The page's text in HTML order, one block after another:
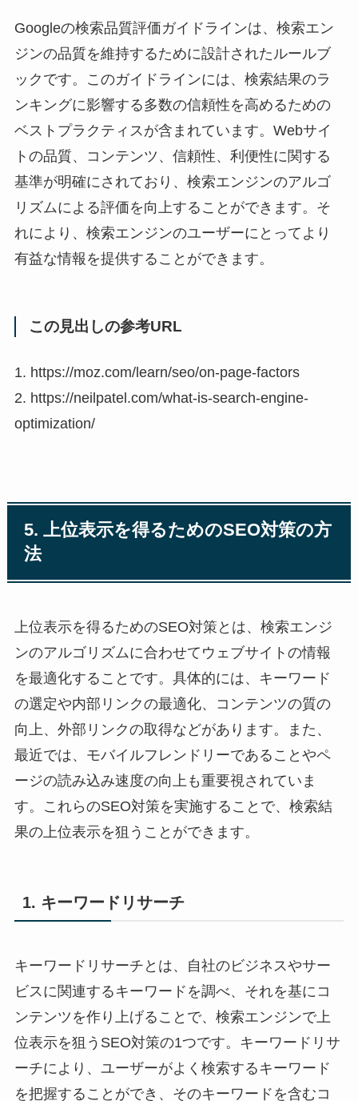
Googleの検索品質評価ガイドラインは、検索エン
ジンの品質を維持するために設計されたルールブ
ックです。このガイドラインには、検索結果のラ
ンキングに影響する多数の信頼性を高めるための
ベストプラクティスが含まれています。Webサイ
トの品質、コンテンツ、信頼性、利便性に関する
基準が明確にされており、検索エンジンのアルゴ
リズムによる評価を向上することができます。そ
れにより、検索エンジンのユーザーにとってより
有益な情報を提供することができます。
この見出しの参考URL
1. https://moz.com/learn/seo/on-page-factors
2. https://neilpatel.com/what-is-search-engine-
optimization/
5. 上位表示を得るためのSEO対策の方
法
上位表示を得るためのSEO対策とは、検索エンジ
ンのアルゴリズムに合わせてウェブサイトの情報
を最適化することです。具体的には、キーワード
の選定や内部リンクの最適化、コンテンツの質の
向上、外部リンクの取得などがあります。また、
最近では、モバイルフレンドリーであることやペ
ージの読み込み速度の向上も重要視されていま
す。これらのSEO対策を実施することで、検索結
果の上位表示を狙うことができます。
1. キーワードリサーチ
キーワードリサーチとは、自社のビジネスやサー
ビスに関連するキーワードを調べ、それを基にコ
ンテンツを作り上げることで、検索エンジンで上
位表示を狙うSEO対策の1つです。キーワードリサ
ーチにより、ユーザーがよく検索するキーワード
を把握することができ、そのキーワードを含むコ